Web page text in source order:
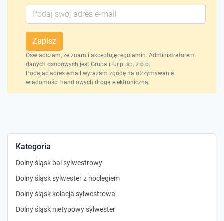
Kategoria
Dolny śląsk bal sylwestrowy
Dolny śląsk sylwester z noclegiem
Dolny śląsk kolacja sylwestrowa
Dolny śląsk nietypowy sylwester
Zapisz
Oświadczam, że znam i akceptuję regulamin. Administratorem
danych osobowych jest Grupa iTur.pl sp. z o.o.
Podając adres email wyrażam zgodę na otrzymywanie
wiadomości handlowych drogą elektroniczną.